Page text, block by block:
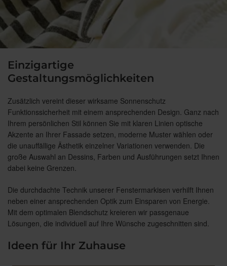
Einzigartige
Gestaltungsmöglichkeiten
Zusätzlich vereint dieser wirksame Sonnenschutz
Funktionssicherheit mit einem ansprechenden Design. Ganz nach
Ihrem persönlichen Stil können Sie mit klaren Linien optische
Akzente an Ihrer Fassade setzen, moderne Muster wählen oder
die unauffällige Ästhetik einzelner Variationen verwenden. Die
große Auswahl an Dessins, Farben und Ausführungen setzt Ihnen
dabei keine Grenzen.
Die durchdachte Technik unserer Fenstermarkisen verhilft Ihnen
neben einer ansprechenden Optik zum Einsparen von Energie.
Mit dem optimalen Blendschutz kreieren wir passgenaue
Lösungen, die individuell auf Ihre Wünsche zugeschnitten sind.
Ideen für Ihr Zuhause